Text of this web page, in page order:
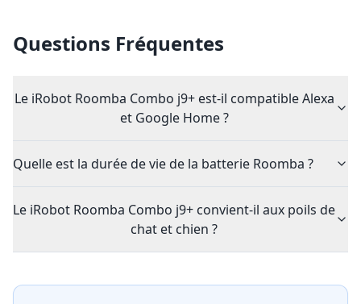
Questions Fréquentes
Le iRobot Roomba Combo j9+ est-il compatible Alexa
et Google Home ?
Quelle est la durée de vie de la batterie Roomba ?
Le iRobot Roomba Combo j9+ convient-il aux poils de
chat et chien ?